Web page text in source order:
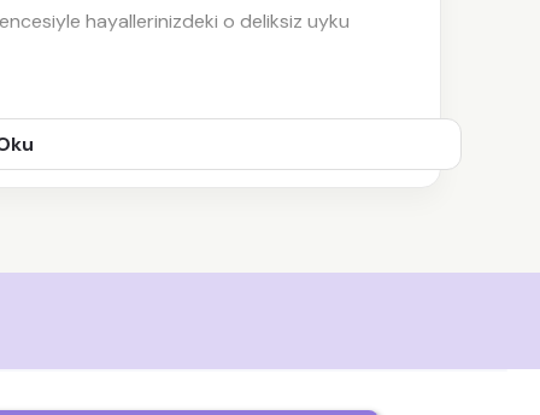
hayallerinizdeki o deliksiz uyku
Tercih